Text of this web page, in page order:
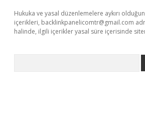
Hukuka ve yasal düzenlemelere aykırı
içerikleri, backlinkpanelicomtr@gmail.com
halinde, ilgili içerikler yasal süre içerisinde